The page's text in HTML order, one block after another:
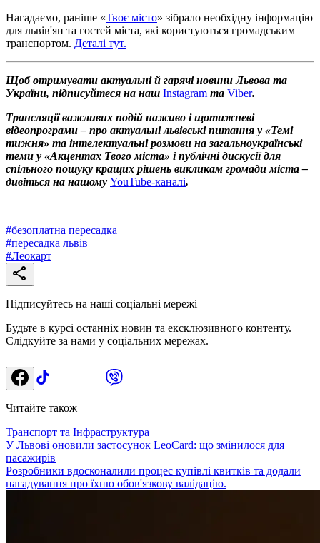
Нагадаємо, раніше «Твоє місто» зібрало необхідну інформацію
для львів'ян та гостей міста, які користуються громадським
транспортом. Деталі тут.
Щоб отримувати актуальні й гарячі новини Львова та
України, підписуйтеся на наш Instagram та Viber.
Трансляції важливих подій наживо і щотижневі
відеопрограми – про актуальні львівські питання у «Темі
тижня» та інтелектуальні розмови на загальноукраїнські
теми у «Акцентах Твого міста» і публічні дискусії для
спільного пошуку кращих рішень викликам громади міста –
дивіться на нашому YouTube-каналі.
#безоплатна пересадка
#пересадка львів
#Леокарт
Підписуйтесь на наші соціальні мережі
Будьте в курсі останніх новин та ексклюзивного контенту.
Слідкуйте за нами у соціальних мережах.
Читайте також
Транспорт та Інфраструктура
У Львові оновили застосунок LeoCard: що змінилося для
пасажирів
Розробники вдосконалили процес купівлі квитків та додали
нагадування про їхню обов'язкову валідацію.